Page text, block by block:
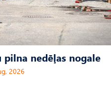
nedēļas nogale
2026